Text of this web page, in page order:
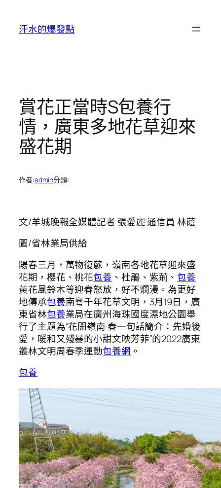
汗水的爆發點
賞花正當時S包養行
情，廣東多地花草迎來
盛花期
作者:admin分類:
文/羊城晚報全媒體記者 張愛麗 通信員 林蔭
圖/省林業局供給
陽春三月，萬物復蘇，嶺南各地花草迎來盛
花期，櫻花、桃花包養 、杜鵑、紫荊、包養
黃花風鈴木等迎春怒放，好不爛漫。為更好
地傳承包養南粵千年花草文明，3月19日，廣
東省林包養業局在廣州海珠國度濕地公園舉
行了主題為“花開嶺南·春一句話簡介：先婚後
愛，暖和又殘暴的小甜文映芳菲”的2022廣東
叢林文明周春季運動包養網 。
包養